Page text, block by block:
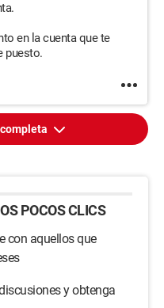
en la cuenta que te
puesto.
POCOS CLICS
con aquellos que
y obtenga